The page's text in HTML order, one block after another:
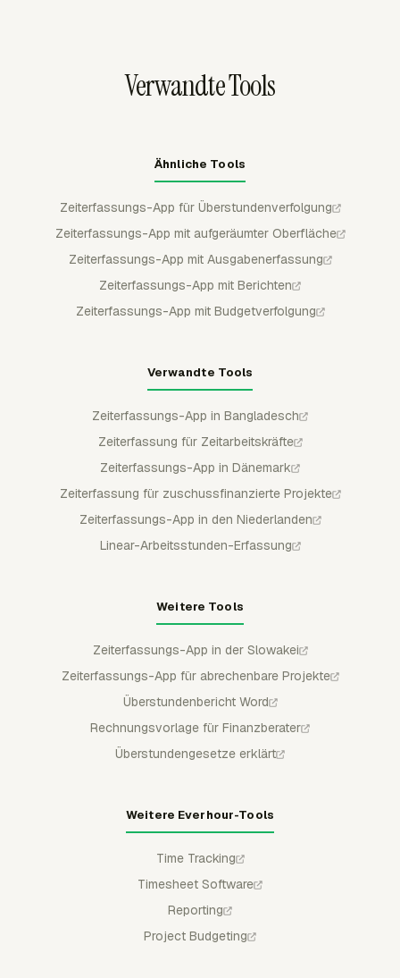
Verwandte Tools
Ähnliche Tools
Zeiterfassungs-App für Überstundenverfolgung
Zeiterfassungs-App mit aufgeräumter Oberfläche
Zeiterfassungs-App mit Ausgabenerfassung
Zeiterfassungs-App mit Berichten
Zeiterfassungs-App mit Budgetverfolgung
Verwandte Tools
Zeiterfassungs-App in Bangladesch
Zeiterfassung für Zeitarbeitskräfte
Zeiterfassungs-App in Dänemark
Zeiterfassung für zuschussfinanzierte Projekte
Zeiterfassungs-App in den Niederlanden
Linear-Arbeitsstunden-Erfassung
Weitere Tools
Zeiterfassungs-App in der Slowakei
Zeiterfassungs-App für abrechenbare Projekte
Überstundenbericht Word
Rechnungsvorlage für Finanzberater
Überstundengesetze erklärt
Weitere Everhour-Tools
Time Tracking
Timesheet Software
Reporting
Project Budgeting